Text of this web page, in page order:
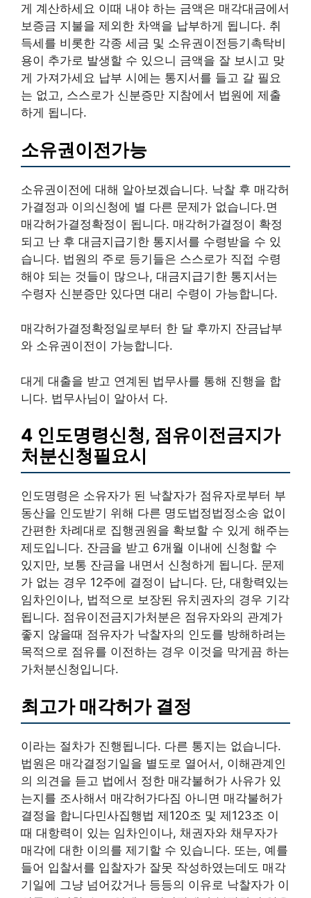
게 계산하세요 이때 내야 하는 금액은 매각대금에서
보증금 지불을 제외한 차액을 납부하게 됩니다. 취
득세를 비롯한 각종 세금 및 소유권이전등기촉탁비
용이 추가로 발생할 수 있으니 금액을 잘 보시고 맞
게 가져가세요 납부 시에는 통지서를 들고 갈 필요
는 없고, 스스로가 신분증만 지참에서 법원에 제출
하게 됩니다.
소유권이전가능
소유권이전에 대해 알아보겠습니다. 낙찰 후 매각허
가결정과 이의신청에 별 다른 문제가 없습니다.면
매각허가결정확정이 됩니다. 매각허가결정이 확정
되고 난 후 대금지급기한 통지서를 수령받을 수 있
습니다. 법원의 주로 등기들은 스스로가 직접 수령
해야 되는 것들이 많으나, 대금지급기한 통지서는
수령자 신분증만 있다면 대리 수령이 가능합니다.
매각허가결정확정일로부터 한 달 후까지 잔금납부
와 소유권이전이 가능합니다.
대게 대출을 받고 연계된 법무사를 통해 진행을 합
니다. 법무사님이 알아서 다.
4 인도명령신청, 점유이전금지가
처분신청필요시
인도명령은 소유자가 된 낙찰자가 점유자로부터 부
동산을 인도받기 위해 다른 명도법정법정소송 없이
간편한 차례대로 집행권원을 확보할 수 있게 해주는
제도입니다. 잔금을 받고 6개월 이내에 신청할 수
있지만, 보통 잔금을 내면서 신청하게 됩니다. 문제
가 없는 경우 12주에 결정이 납니다. 단, 대항력있는
임차인이나, 법적으로 보장된 유치권자의 경우 기각
됩니다. 점유이전금지가처분은 점유자와의 관계가
좋지 않을때 점유자가 낙찰자의 인도를 방해하려는
목적으로 점유를 이전하는 경우 이것을 막게끔 하는
가처분신청입니다.
최고가 매각허가 결정
이라는 절차가 진행됩니다. 다른 통지는 없습니다.
법원은 매각결정기일을 별도로 열어서, 이해관계인
의 의견을 듣고 법에서 정한 매각불허가 사유가 있
는지를 조사해서 매각허가다짐 아니면 매각불허가
결정을 합니다민사집행법 제120조 및 제123조 이
때 대항력이 있는 임차인이나, 채권자와 채무자가
매각에 대한 이의를 제기할 수 있습니다. 또는, 예를
들어 입찰서를 입찰자가 잘못 작성하였는데도 매각
기일에 그냥 넘어갔거나 등등의 이유로 낙찰자가 이